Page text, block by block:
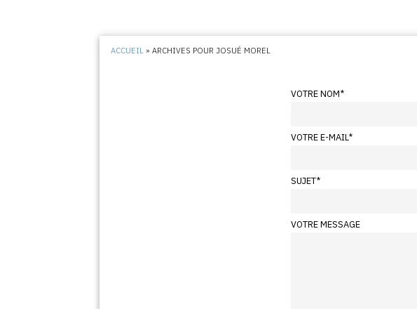
ACCUEIL »ARCHIVES POUR JOSUÉ MOREL
VOTRE NOM*
VOTRE E-MAIL*
SUJET*
VOTRE MESSAGE